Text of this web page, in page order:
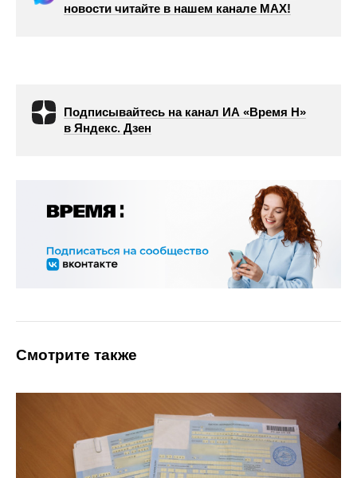
новости читайте в нашем канале МАХ!
Подписывайтесь на канал ИА «Время Н»
в Яндекс. Дзен
Смотрите также